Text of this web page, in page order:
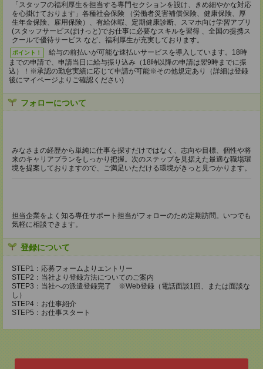
「スタッフの福利厚生を担当する専門セクションを設け、きめ細やかな対応
を心掛けております」各種社会保険 （労働者災害補償保険、健康保険、厚
生年金保険、雇用保険）、有給休暇、定期健康診断、スマホ向け学習アプリ
(スタッフサービスぽけっと)でお仕事に必要なスキルを習得 、全国の提携ス
クールで優待サービス など、福利厚生が充実しております。
ポイント！
給与の前払いが可能な速払いサービスを導入しています。18時
までの申請で、申請当日に給与振り込み（18時以降の申請は翌9時までに振
込）！※承認の勤怠実績に応じて申請が可能※その他規定あり（詳細は登録
後にマイページよりご確認ください)
フォローについて
みなさまの経歴から単純に仕事を探すだけではなく、志向や目標、個性や将
来のキャリアプランをしっかり把握。次のステップを見据えた最適な職場環
境を提案しておりますので、ご満足いただける環境がきっと見つかります。
担当企業をよく知る専任サポート担当がフォローのため定期訪問。いつでも
気軽に相談できます。
登録について
STEP1：応募フォームよりエントリー
STEP2：当社より登録方法についてのご案内
STEP3：当社への派遣登録完了 ※Web登録（電話面談1回、または面談な
し）
STEP4：お仕事紹介
STEP5：お仕事スタート